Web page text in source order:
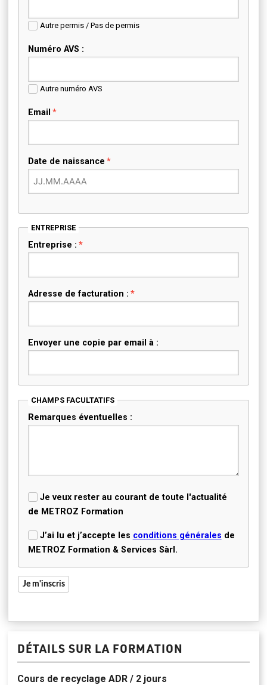
Autre permis / Pas de permis
Numéro AVS :
Autre numéro AVS
Email
Date de naissance
ENTREPRISE
Entreprise :
Adresse de facturation :
Envoyer une copie par email à :
CHAMPS FACULTATIFS
Remarques éventuelles :
Je veux rester au courant de toute l'actualité
de METROZ Formation
J’ai lu et j’accepte les conditions générales de
METROZ Formation & Services Sàrl.
Je m'inscris
DÉTAILS SUR LA FORMATION
Cours de recyclage ADR / 2 jours